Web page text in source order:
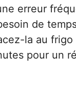
erreur
de
la au frigo
pour un